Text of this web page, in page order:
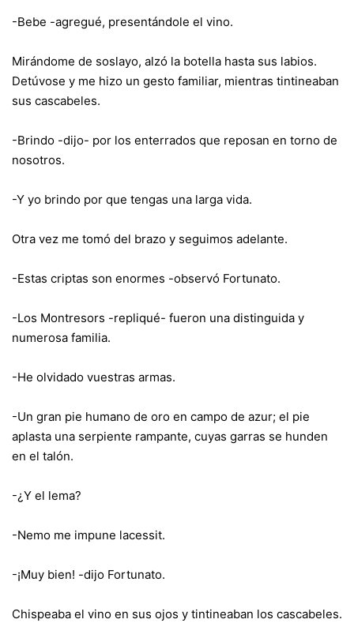
-Bebe -agregué, presentándole el vino.
Mirándome de soslayo, alzó la botella hasta sus labios.
Detúvose y me hizo un gesto familiar, mientras tintineaban
sus cascabeles.
-Brindo -dijo- por los enterrados que reposan en torno de
nosotros.
-Y yo brindo por que tengas una larga vida.
Otra vez me tomó del brazo y seguimos adelante.
-Estas criptas son enormes -observó Fortunato.
-Los Montresors -repliqué- fueron una distinguida y
numerosa familia.
-He olvidado vuestras armas.
-Un gran pie humano de oro en campo de azur; el pie
aplasta una serpiente rampante, cuyas garras se hunden
en el talón.
-¿Y el lema?
-Nemo me impune lacessit.
-¡Muy bien! -dijo Fortunato.
Chispeaba el vino en sus ojos y tintineaban los cascabeles.